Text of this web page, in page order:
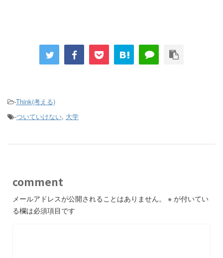
-Think(考える)
-ついていけない, 大学
comment
メールアドレスが公開されることはありません。 ※ が付いてい
る欄は必須項目です